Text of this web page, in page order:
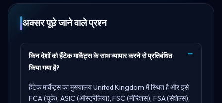
अक्सर पूछे जाने वाले प्रश्न
किन देशों को हैंटेक मार्केट्स के साथ व्यापार करने से प्रतिबंधित
किया गया है?
हैंटेक मार्केट्स का मुख्यालयUnited Kingdom में स्थित है और इसे
FCA (यूके), ASIC (ऑस्ट्रेलिया), FSC (मॉरिशस), FSA (सेशेल्स),